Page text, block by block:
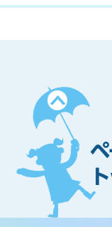
ペ
ー
ジ
ト
ッ